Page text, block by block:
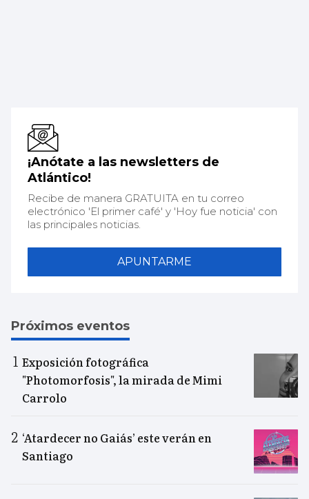
¡Anótate a las newsletters de
Atlántico!
Recibe de manera GRATUITA en tu correo
electrónico 'El primer café' y 'Hoy fue noticia' con
las principales noticias.
APUNTARME
Próximos eventos
Exposición fotográfica
"Photomorfosis", la mirada de Mimi
Carrolo
‘Atardecer no Gaiás’ este verán en
Santiago